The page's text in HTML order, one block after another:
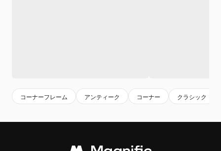
コーナーフレーム アンティーク コーナー クラシック